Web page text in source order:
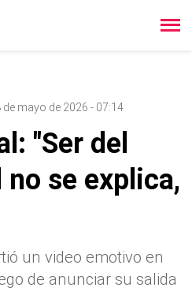
de mayo de 2026 - 07:14
"Ser del
se explica,
un video emotivo en
de anunciar su salida